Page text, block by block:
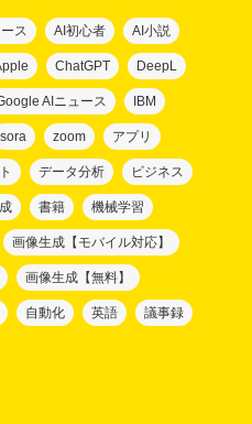
ス AI初心者 AI小説
ChatGPT DeepL
AIニュース IBM
sora zoom アプリ
データ分析 ビジネス
書籍 機械学習
画像生成【モバイル対応】
画像生成【無料】
自動化 英語 議事録